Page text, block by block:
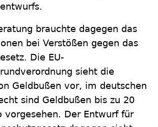
brauchte dagegen das
bei Verstößen gegen das
Die EU-
sieht die
Geldbußen vor, im deutschen
sind Geldbußen bis zu 20
vorgesehen. Der Entwurf für